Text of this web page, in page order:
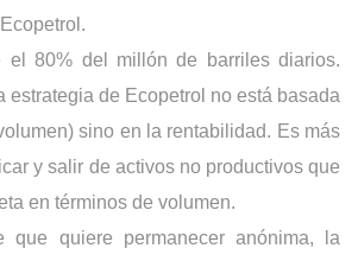
el 80% del millón de barriles diarios.
estrategia de Ecopetrol no está basada
sino en la rentabilidad. Es más
y salir de activos no productivos que
en términos de volumen.
que quiere permanecer anónima, la